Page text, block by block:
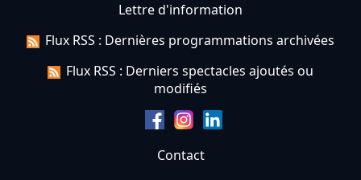
Lettre d'information
Flux RSS : Dernières programmations archivées
Flux RSS : Derniers spectacles ajoutés ou
modifiés
Contact